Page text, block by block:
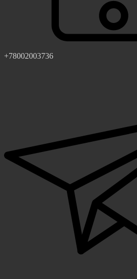
+78002003736